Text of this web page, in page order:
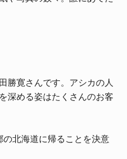
勝寛さんです。アシカの人
深める姿はたくさんのお客
北海道に帰ることを決意